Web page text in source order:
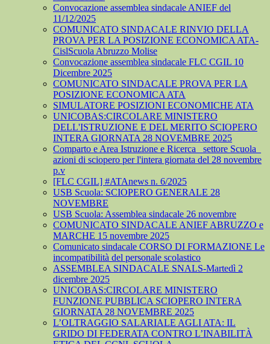
Convocazione assemblea sindacale ANIEF del
11/12/2025
COMUNICATO SINDACALE RINVIO DELLA
PROVA PER LA POSIZIONE ECONOMICA ATA-
CislScuola Abruzzo Molise
Convocazione assemblea sindacale FLC CGIL 10
Dicembre 2025
COMUNICATO SINDACALE PROVA PER LA
POSIZIONE ECONOMICA ATA
SIMULATORE POSIZIONI ECONOMICHE ATA
UNICOBAS:CIRCOLARE MINISTERO
DELL'ISTRUZIONE E DEL MERITO SCIOPERO
INTERA GIORNATA 28 NOVEMBRE 2025
Comparto e Area Istruzione e Ricerca_ settore Scuola_
azioni di sciopero per l'intera giornata del 28 novembre
p.v
[FLC CGIL] #ATAnews n. 6/2025
USB Scuola: SCIOPERO GENERALE 28
NOVEMBRE
USB Scuola: Assemblea sindacale 26 novembre
COMUNICATO SINDACALE ANIEF ABRUZZO e
MARCHE 15 novembre 2025
Comunicato sindacale CORSO DI FORMAZIONE Le
incompatibilità del personale scolastico
ASSEMBLEA SINDACALE SNALS-Martedì 2
dicembre 2025
UNICOBAS:CIRCOLARE MINISTERO
FUNZIONE PUBBLICA SCIOPERO INTERA
GIORNATA 28 NOVEMBRE 2025
L’OLTRAGGIO SALARIALE AGLI ATA: IL
GRIDO DI FEDERATA CONTRO L’INABILITÀ